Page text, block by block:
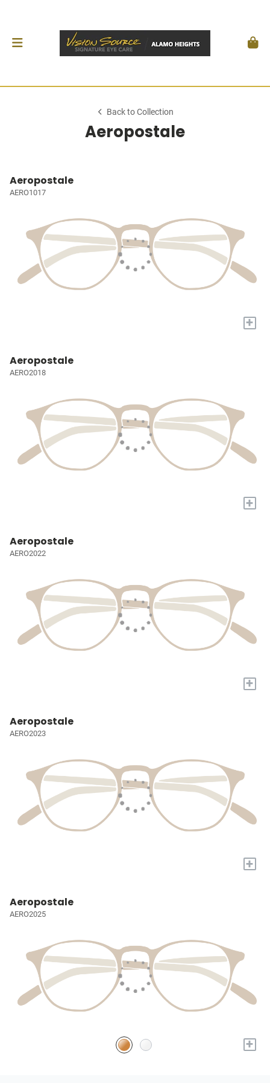
Back to Collection
Aeropostale
Aeropostale
AERO1017
+
Aeropostale
AERO2018
+
Aeropostale
AERO2022
+
Aeropostale
AERO2023
+
Aeropostale
AERO2025
+